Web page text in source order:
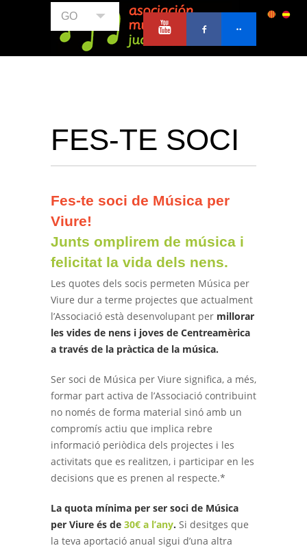
GO
FES-TE SOCI
Fes-te soci de Música per
Viure!
Junts omplirem de música i
felicitat la vida dels nens.
Les quotes dels socis permeten Música per
Viure dur a terme projectes que actualment
l’Associació està desenvolupant per millorar
les vides de nens i joves de Centreamèrica
a través de la pràctica de la música.
Ser soci de Música per Viure significa, a més,
formar part activa de l’Associació contribuint
no només de forma material sinó amb un
compromís actiu que implica rebre
informació periòdica dels projectes i les
activitats que es realitzen, i participar en les
decisions que es prenen al respecte.*
La quota mínima per ser soci de Música
per Viure és de 30€ a l’any. Si desitges que
la teva aportació anual sigui d’una altra